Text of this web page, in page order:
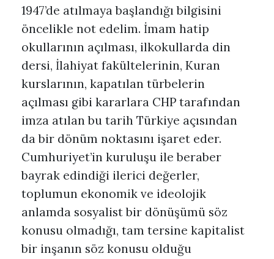
1947’de atılmaya başlandığı bilgisini
öncelikle not edelim. İmam hatip
okullarının açılması, ilkokullarda din
dersi, İlahiyat fakültelerinin, Kuran
kurslarının, kapatılan türbelerin
açılması gibi kararlara CHP tarafından
imza atılan bu tarih Türkiye açısından
da bir dönüm noktasını işaret eder.
Cumhuriyet’in kuruluşu ile beraber
bayrak edindiği ilerici değerler,
toplumun ekonomik ve ideolojik
anlamda sosyalist bir dönüşümü söz
konusu olmadığı, tam tersine kapitalist
bir inşanın söz konusu olduğu